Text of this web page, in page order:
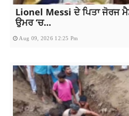
Lionel Messi ਦੇ ਪਿਤਾ ਜੋਰਜ
ਉਮਰ ‘ਚ...
Aug 09, 2026 12:25 Pm